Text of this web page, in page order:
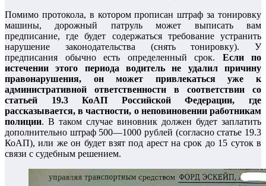
Помимо протокола, в котором прописан штраф за тонировку
машины, дорожный патруль может выписать вам
предписание, где будет содержаться требование устранить
нарушение законодательства (снять тонировку). У
предписания обычно есть определенный срок. Если по
истечении этого периода водитель не удалил причину
правонарушения, он может привлекаться уже к
административной ответственности в соответствии со
статьей 19.3 КоАП Российской Федерации, где
рассказывается, в частности, о неповиновении работникам
полиции. В таком случае виновник должен будет заплатить
дополнительно штраф 500—1000 рублей (согласно статье 19.3
КоАП), или же он будет взят под арест на срок до 15 суток в
связи с судебным решением.